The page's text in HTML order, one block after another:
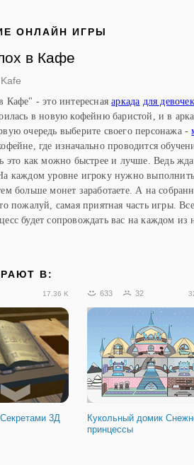
ОНЛАЙН ИГРЫ
в Кафе
Кафе" - это интереснаяаркада для девочек
в новую кофейню баристой, и в
очередь выберите своего персонажа -
где изначально проводится
это как можно быстрее и лучше. Ведь
каждом уровне игроку нужно
больше монет заработаете. А на
пожалуй, самая приятная часть игры.
будет сопровождать вас на каждом из
В:
17.36 K
3Д
633 32
Кукольный домик
принцессы